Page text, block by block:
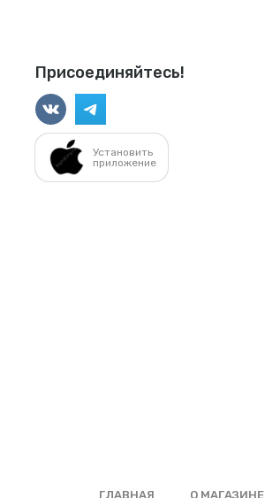
Присоединяйтесь!
Установить
приложение
ГЛАВНАЯ О МАГАЗИНЕ